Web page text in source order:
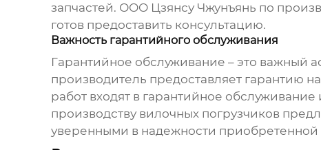
запчастей. ООО Цзянсу Чжунъянь по
готов предоставить консультацию.
Важность гарантийного обслуживания
Гарантийное обслуживание – это важный
производитель предоставляет гарантию
работ входят в гарантийное
производству вилочных погрузчиков
уверенными в надежности приобретенной